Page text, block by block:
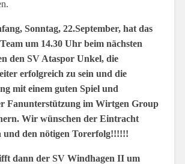
Sonntag, 22.September, hat das
um 14.30 Uhr beim nächsten
den SV Ataspor Unkel, die
erfolgreich zu sein und die
mit einem guten Spiel und
Fanunterstützung im Wirtgen Group
Wir wünschen der Eintracht
und den nötigen Torerfolg!!!!!!
dann der SV Windhagen II um